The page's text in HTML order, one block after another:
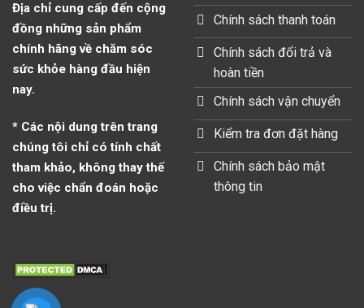
Địa chỉ cung cấp đến cộng
đồng những sản phẩm
chính hãng về chăm sóc
sức khỏe hàng đầu hiện
nay.
* Các nội dung trên trang
chúng tôi chỉ có tính chất
tham khảo, không thay thế
cho việc chẩn đoán hoặc
điều trị.
Chính sách thanh toán
Chính sách đổi trả và
hoàn tiền
Chính sách vận chuyển
Kiểm tra đơn đặt hàng
Chính sách bảo mật
thông tin